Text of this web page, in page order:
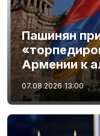
Пашинян
Армении к
07.08.2026 13:00